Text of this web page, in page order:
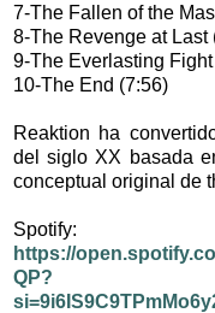
7-The Fallen of the
8-The Revenge at Last
9-The Everlasting
10-The End (7:56)
Reaktion ha
del siglo XX basada
conceptual original de
Spotify:
https://
QP?